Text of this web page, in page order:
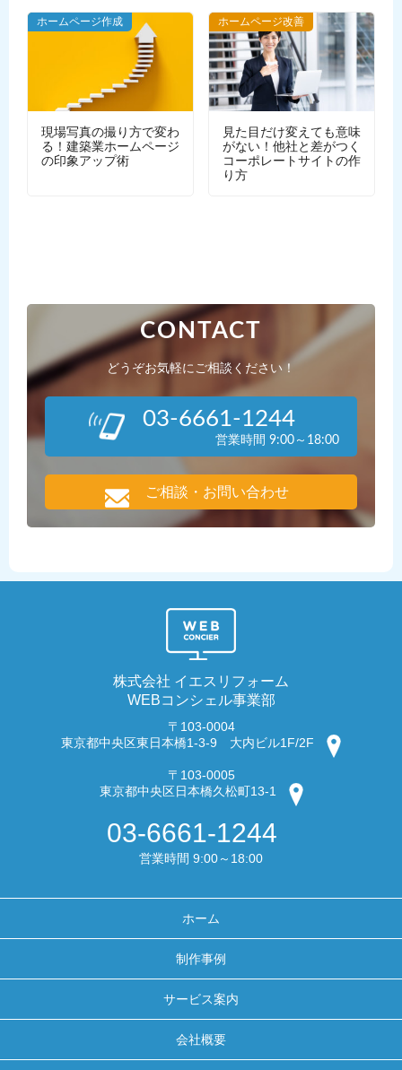
WEBデザイン
ホームページ作成
現場写真の撮り方で変わ
る！建築業ホームページ
の印象アップ術
ホームページ改善
見た目だけ変えても意味
がない！他社と差がつく
コーポレートサイトの作
り方
CONTACT
どうぞお気軽にご相談ください！
03-6661-1244
営業時間 9:00～18:00
ご相談・お問い合わせ
株式会社 イエスリフォーム
WEBコンシェル事業部
〒103-0004
東京都中央区東日本橋1-3-9 大内ビル1F/2F
〒103-0005
東京都中央区日本橋久松町13-1
03-6661-1244
営業時間 9:00～18:00
ホーム
制作事例
サービス案内
会社概要